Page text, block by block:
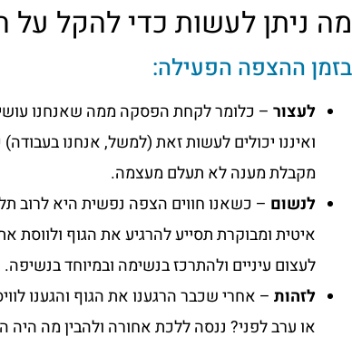
מה ניתן לעשות כדי להקל על
בזמן ההצפה הפעילה:
לעצור – כלומר לקחת הפסקה ממה שאנחנו
ואיננו יכולים לעשות זאת (למשל, אנחנו
מקבלת מענה לא תעלם מעצמה.
לנשום – כשאנו חווים הצפה נפשית היא לרוב
איטית ומבוקרת תסייע להרגיע את הגוף
לעצום עיניים ולהתרכז בנשימה ובמיוחד בנשיפה.
לזהות – אחרי שכבר הרגענו את הגוף והגענו
או ערב לפני? ננסה ללכת אחורה ולהבין מה היה